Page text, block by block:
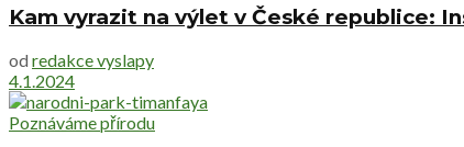
Kam vyrazit na výlet v České republice:
od redakce vyslapy
4.1.2024
Poznáváme přírodu